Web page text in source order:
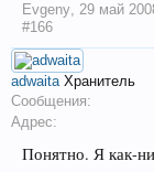
Evgeny, 29 май
#166
adwaita Хранитель
Сообщения:
Адрес:
Понятно. Я как-